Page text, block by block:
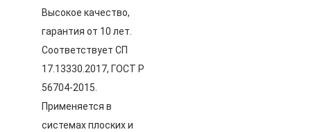
Высокое качество,
гарантия от 10 лет.
Соответствует СП
17.13330.2017, ГОСТ Р
56704-2015.
Применяется в
системах плоских и